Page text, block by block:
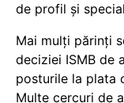
de profil și
Mai mulți părinți
deciziei ISMB de
posturile la plata
Multe cercuri de